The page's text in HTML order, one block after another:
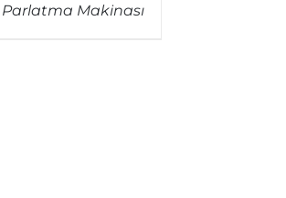
Parlatma Makinası